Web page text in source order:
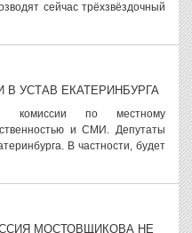
сейчас трёхзвёздочный
УСТАВ ЕКАТЕРИНБУРГА
комиссии по местному
и СМИ. Депутаты
В частности, будет
МОСТОВЩИКОВА НЕ